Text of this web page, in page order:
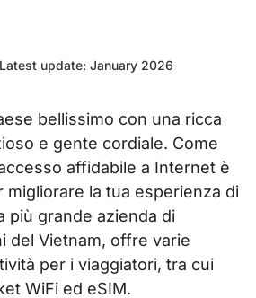
Latest update: January 2026
bellissimo con una ricca
e gente cordiale. Come
affidabile a Internet è
migliorare la tua esperienza di
più grande azienda di
del Vietnam, offre varie
per i viaggiatori, tra cui
WiFi ed eSIM.